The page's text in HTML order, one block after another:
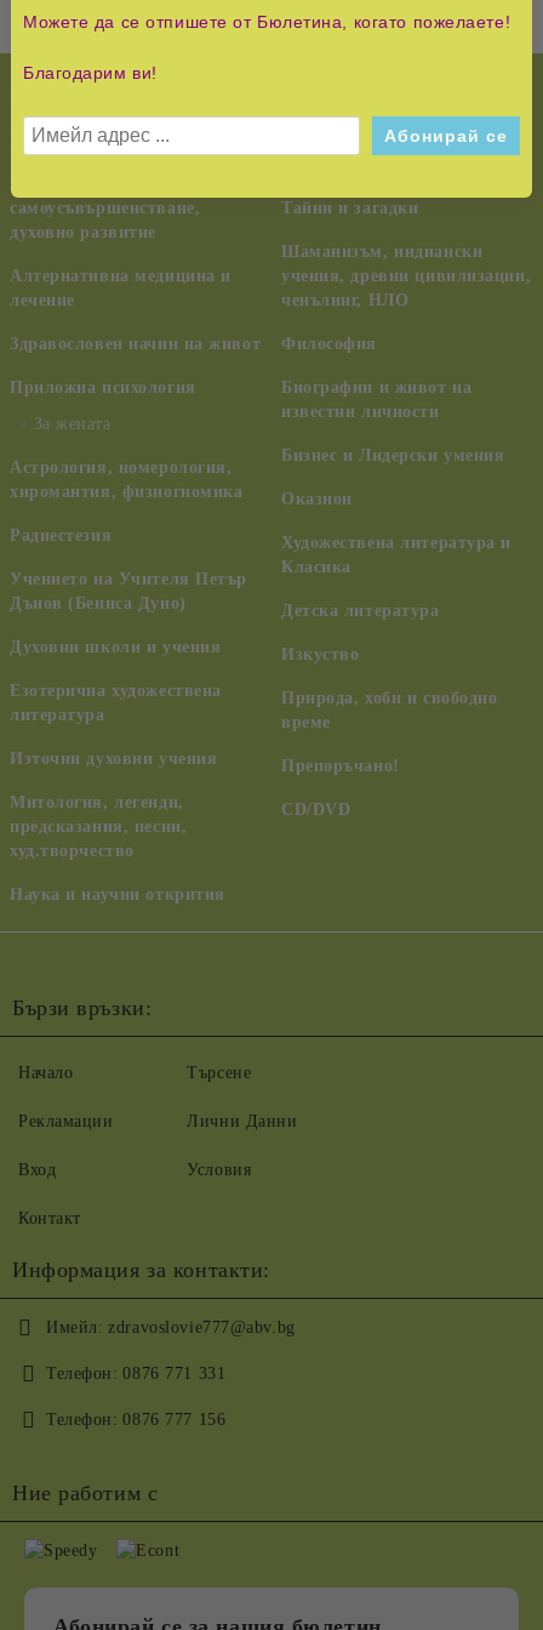
НОВО!
КУРС НА ЧУДЕСАТА
Езотерика,
самоусъвършенстване,
духовно развитие
Алтернативна медицина и
лечение
Здравословен начин на живот
Приложна психология
За жената
Астрология, номерология,
хиромантия, физиогномика
Радиестезия
Учението на Учителя Петър
Дънов (Беинса Дуно)
Духовни школи и учения
Езотерична художествена
литература
Източни духовни учения
Митология, легенди,
предсказания, песни,
худ.творчество
Наука и научни открития
Педагогика, семейство,
Тайни и загадки
Шаманизъм, индиански
учения, древни цивилизации,
ченълинг, НЛО
Философия
Биографии и живот на
известни личности
Бизнес и Лидерски умения
Оказион
Художествена литература и
Класика
Детска литература
Изкуство
Природа, хоби и свободно
време
Препоръчано!
CD/DVD
Бързи връзки:
Начало
Рекламации
Вход
Контакт
Търсене
Лични Данни
Условия
Информация за контакти:
Имейл: zdravoslovie777@abv.bg
Телефон: 0876 771 331
Телефон: 0876 777 156
Ние работим с
Можете да се отпишете от Бюлетина, когато пожелаете!
Благодарим ви!